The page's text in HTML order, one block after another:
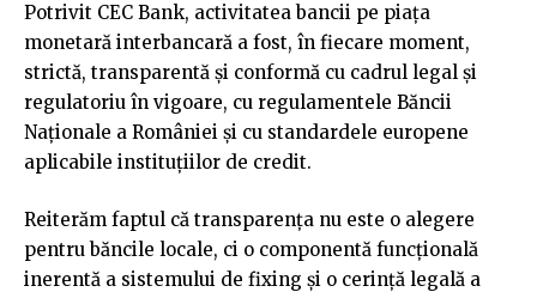
Potrivit CEC Bank, activitatea bancii pe piața
monetară interbancară a fost, în fiecare moment,
strictă, transparentă și conformă cu cadrul legal și
regulatoriu în vigoare, cu regulamentele Băncii
Naționale a României și cu standardele europene
aplicabile instituțiilor de credit.
Reiterăm faptul că transparenţa nu este o alegere
pentru băncile locale, ci o componentă funcţională
inerentă a sistemului de fixing şi o cerinţă legală a